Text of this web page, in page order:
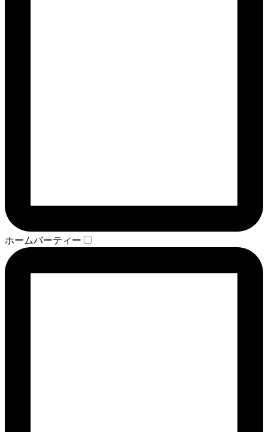
ホームパーティー